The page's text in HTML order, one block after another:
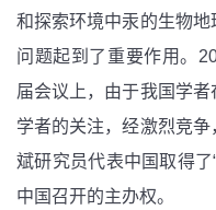
和探索环境中汞的生物
问题起到了重要作用。
届会议上，由于我国学
学者的关注，经激烈竞
斌研究员代表中国取得
中国召开的主办权。